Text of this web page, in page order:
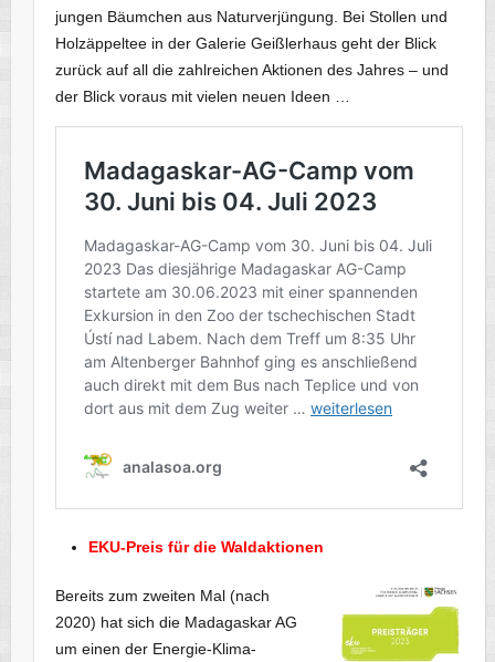
jungen Bäumchen aus Naturverjüngung. Bei Stollen und
Holzäppeltee in der Galerie Geißlerhaus geht der Blick
zurück auf all die zahlreichen Aktionen des Jahres – und
der Blick voraus mit vielen neuen Ideen …
EKU-Preis für die Waldaktionen
Bereits zum zweiten Mal (nach
2020) hat sich die Madagaskar AG
um einen der Energie-Klima-